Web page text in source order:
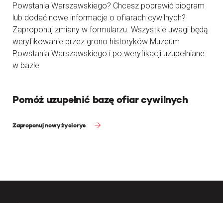
Powstania Warszawskiego? Chcesz poprawić biogram
lub dodać nowe informacje o ofiarach cywilnych?
Zaproponuj zmiany w formularzu. Wszystkie uwagi będą
weryfikowanie przez grono historyków Muzeum
Powstania Warszawskiego i po weryfikacji uzupełniane
w bazie
Pomóż uzupełnić bazę ofiar cywilnych
Zaproponuj nowy życiorys